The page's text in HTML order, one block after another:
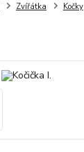
Zvířátka Kočky